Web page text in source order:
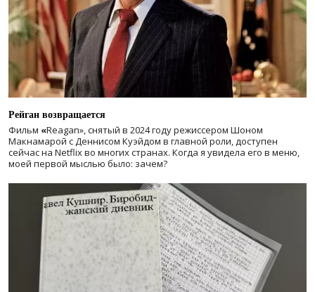
Рейган возвращается
Фильм «Reagan», снятый в 2024 годурежиссером Шоном
Макнамарой с Деннисом Куэйдом в главной роли, доступен
сейчас на Netflix во многих странах. Когда я увидела его в меню,
моей первой мыслью было: зачем?